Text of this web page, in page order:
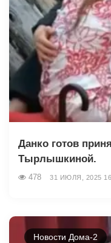
Данко готов
Тырлышкиной.
478 31 ИЮЛЯ, 2025
Новости Дома-2